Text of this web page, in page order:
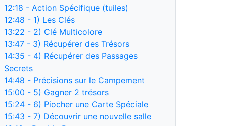
12:18 - Action Spécifique (tuiles)
12:48 - 1) Les Clés
13:22 - 2) Clé Multicolore
13:47 - 3) Récupérer des Trésors
14:35 - 4) Récupérer des Passages
Secrets
14:48 - Précisions sur le Campement
15:00 - 5) Gagner 2 trésors
15:24 - 6) Piocher une Carte Spéciale
15:43 - 7) Découvrir une nouvelle salle